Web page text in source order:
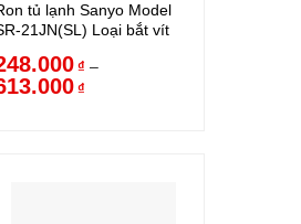
tủ lạnh Sanyo Model
21JN(SL) Loại bắt vít
₫ –
₫